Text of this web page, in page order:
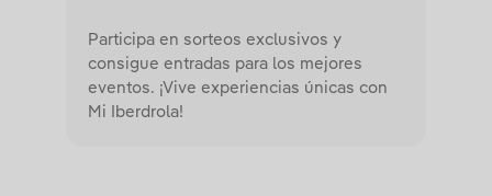
Participa en sorteos exclusivos y
consigue entradas para los mejores
eventos. ¡Vive experiencias únicas con
Mi Iberdrola!